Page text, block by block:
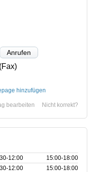
Anrufen
(Fax)
hinzufügen
Nicht korrekt?
bearbeiten
15:00‑18:00
15:00‑18:00